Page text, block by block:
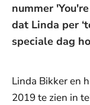
nummer
dat Linda per
speciale dag
Linda Bikker en
2019 te zien in